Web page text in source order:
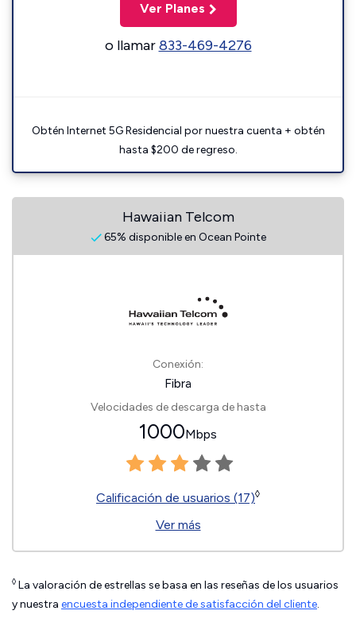
Ver Planes
o llamar833-469-4276
Obtén Internet 5G Residencial por nuestra cuenta + obtén
hasta $200 de regreso.
Hawaiian Telcom
65% disponible en Ocean Pointe
Conexión:
Fibra
Velocidades de descarga de hasta
1000Mbps
Calificación de usuarios (17)◊
Ver más
◊ La valoración de estrellas se basa en las reseñas de los usuarios
y nuestra encuesta independiente de satisfacción del cliente.